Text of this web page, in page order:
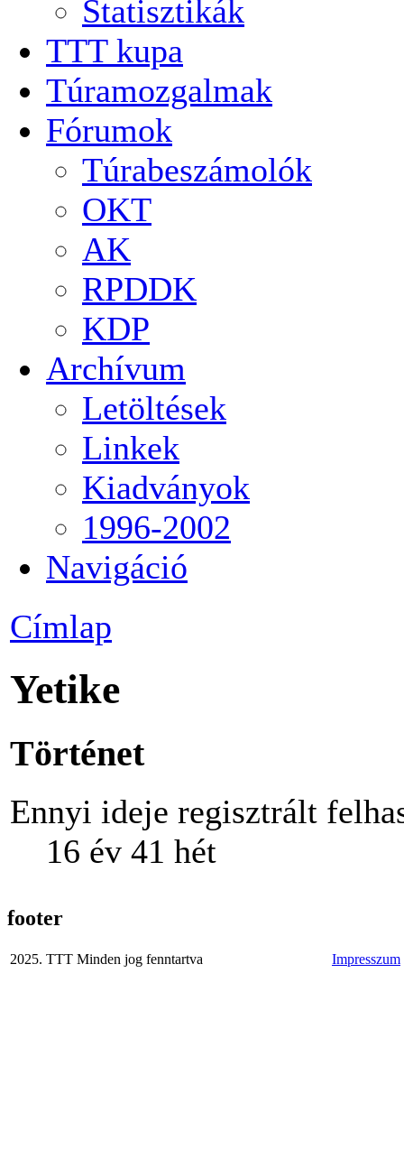
Statisztikák
TTT kupa
Túramozgalmak
Fórumok
Túrabeszámolók
OKT
AK
RPDDK
KDP
Archívum
Letöltések
Linkek
Kiadványok
1996-2002
Navigáció
Címlap
Yetike
Történet
Ennyi ideje regisztrált
16 év 41 hét
footer
2025. TTT Minden jog fenntartva Impresszum